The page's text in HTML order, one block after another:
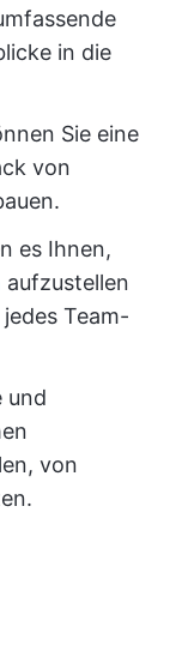
in die
Sie eine
von
es Ihnen,
aufzustellen
Team-
und
von